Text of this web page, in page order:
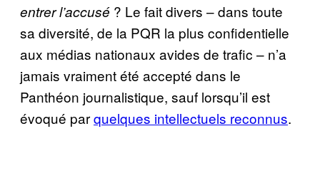
entrer l’accusé ? Le fait divers – dans toute
sa diversité, de la PQR la plus confidentielle
aux médias nationaux avides de trafic – n’a
jamais vraiment été accepté dans le
Panthéon journalistique, sauf lorsqu’il est
évoqué parquelques intellectuels reconnus.